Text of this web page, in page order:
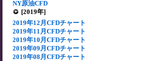
NY原油CFD
[2019年]
2019年12月CFDチャート
2019年11月CFDチャート
2019年10月CFDチャート
2019年09月CFDチャート
2019年08月CFDチャート